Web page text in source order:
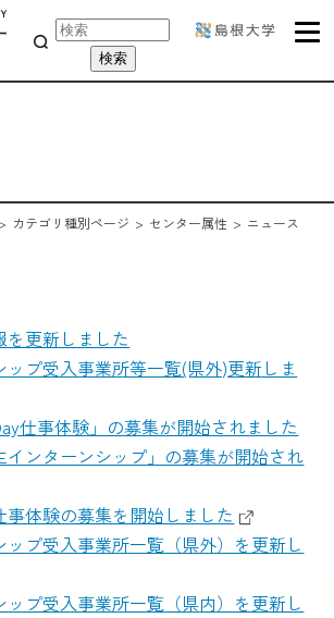
カテゴリ種別ページ センター属性 ニュース
を更新しました
ップ受入事業所等一覧(県外)更新しま
仕事体験」の募集が開始されました
インターンシップ」の募集が開始され
事体験の募集を開始しました
ップ受入事業所一覧（県外）を更新し
ップ受入事業所一覧（県内）を更新し